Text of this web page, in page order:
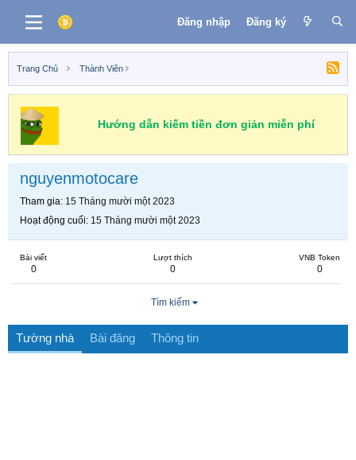
Đăng nhập Đăng ký
Trang Chủ Thành Viên
Hướng dẫn kiếm tiền đơn giản miễn phí
nguyenmotocare
Tham gia 15 Tháng mười một 2023
Hoạt động cuối 15 Tháng mười một 2023
Bài viết
0
Lượt thích
0
VNB Token
0
Tìm kiếm
Tường nhà Bài đăng Thông tin